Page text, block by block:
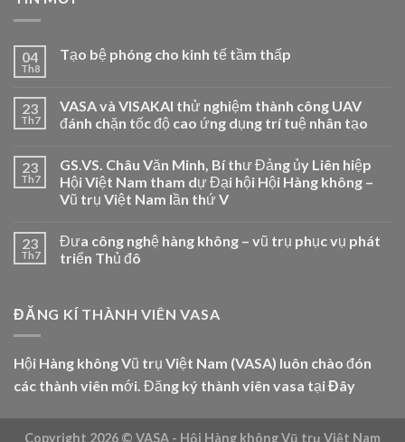
04
Th8
Tạo bệ phóng cho kinh tế tầm thấp
23
Th7
VASA và VISAKAI thử nghiệm thành công UAV
đánh chặn tốc độ cao ứng dụng trí tuệ nhân tạo
23
Th7
GS.VS. Châu Văn Minh, Bí thư Đảng ủy Liên hiệp
Hội Việt Nam tham dự Đại hội Hội Hàng không –
Vũ trụ Việt Nam lần thứ V
23
Th7
Đưa công nghệ hàng không – vũ trụ phục vụ phát
triển Thủ đô
ĐĂNG KÍ THÀNH VIÊN VASA
Hội Hàng không Vũ trụ Việt Nam (VASA) luôn chào đón
các thành viên mới. Đăng ký thành viên vasa tạiĐây
Copyright 2026 © VASA - Hội Hàng không Vũ trụ Việt Nam